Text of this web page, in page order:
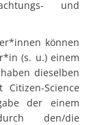
und
können
(s. u.) einem
dieselben
Science
der einem
den/die